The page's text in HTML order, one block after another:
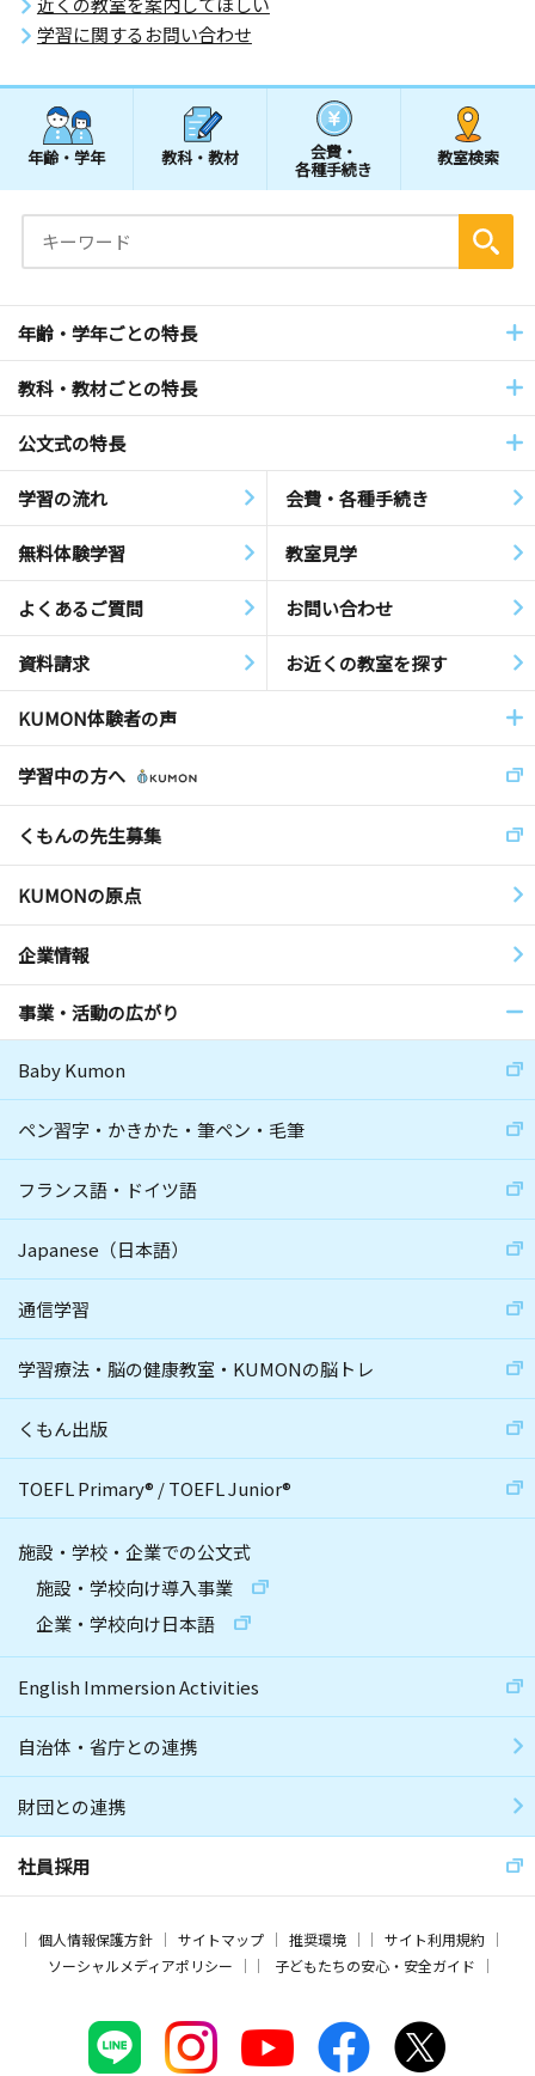
学習に関するお問い合わせ
年齢・学年 教科・教材 会費・
各種手続き
教室検索
年齢・学年ごとの特長
教科・教材ごとの特長
公文式の特長
学習の流れ 会費・各種手続き
無料体験学習 教室見学
よくあるご質問 お問い合わせ
資料請求 お近くの教室を探す
KUMON体験者の声
学習中の方へ
くもんの先生募集
KUMONの原点
企業情報
事業・活動の広がり
Baby Kumon
ペン習字・かきかた・筆ペン・毛筆
フランス語・ドイツ語
Japanese（日本語）
通信学習
学習療法・脳の健康教室・KUMONの脳トレ
くもん出版
TOEFL Primary® /TOEFL Junior®
施設・学校・企業での公文式
施設・学校向け導入事業
企業・学校向け日本語
English Immersion Activities
自治体・省庁との連携
財団との連携
社員採用
個人情報保護方針 サイトマップ 推奨環境
サイト利用規約
ソーシャルメディアポリシー
子どもたちの安心・安全ガイド